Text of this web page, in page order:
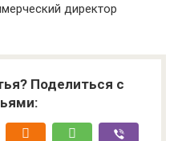
директор
Поделиться с